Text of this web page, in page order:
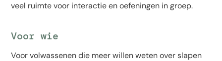
veel ruimte voor interactie en oefeningen in groep.
Voor wie
Voor volwassenen die meer willen weten over slapen